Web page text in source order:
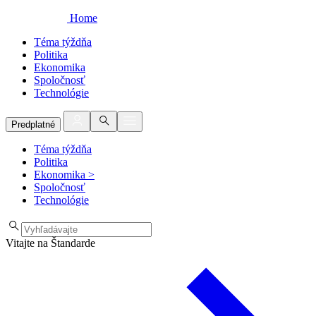
Home
Téma týždňa
Politika
Ekonomika
Spoločnosť
Technológie
Predplatné
Téma týždňa
Politika
Ekonomika >
Spoločnosť
Technológie
Vitajte na Štandarde